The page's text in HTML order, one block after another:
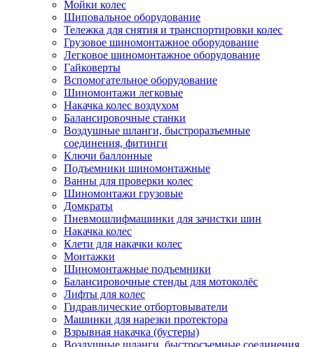
Мойки колес
Шиповальное оборудование
Тележка для снятия и транспортировки колес
Грузовое шиномонтажное оборудование
Легковое шиномонтажное оборудование
Гайковерты
Вспомогательное оборудование
Шиномонтажи легковые
Накачка колес воздухом
Балансировочные станки
Воздушные шланги, быстроразъемные
соединения, фитинги
Ключи баллонные
Подъемники шиномонтажные
Ванны для проверки колес
Шиномонтажи грузовые
Домкраты
Пневмошлифмашинки для зачистки шин
Накачка колес
Клети для накачки колес
Монтажки
Шиномонтажные подъемники
Балансировочные стенды для мотоколёс
Лифты для колес
Гидравлические отбортовыватели
Машинки для нарезки протектора
Взрывная накачка (бустеры)
Воздушные шланги, быстросъемные соединения,